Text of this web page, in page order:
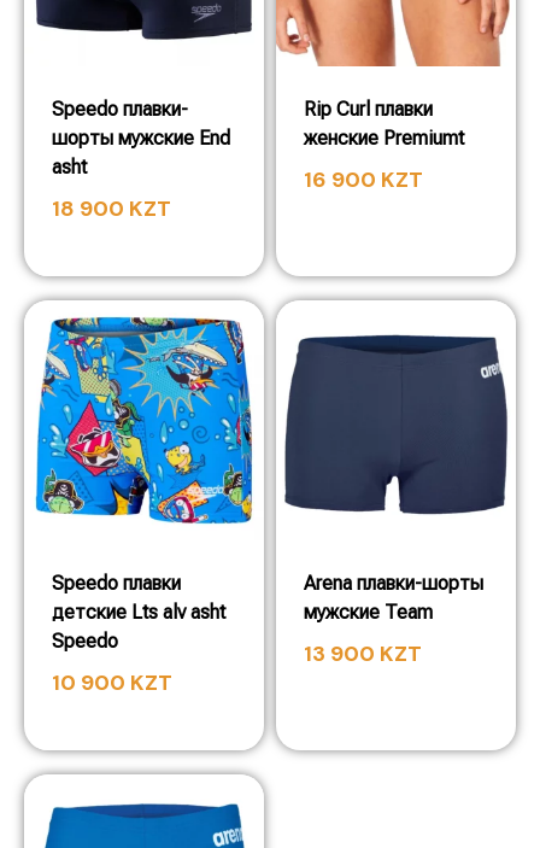
Speedo плавки-
шорты мужские End
asht
18 900 KZT
Rip Curl плавки
женские Premiumt
16 900 KZT
Speedo плавки
детские Lts alv asht
Speedo
10 900 KZT
Arena плавки-шорты
мужские Team
13 900 KZT